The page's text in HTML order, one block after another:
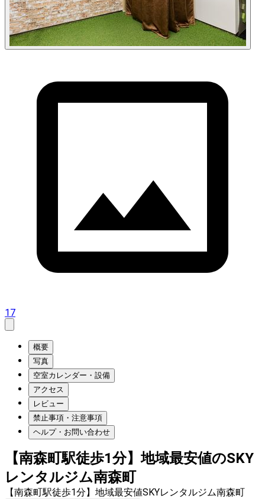
17
概要
写真
空室カレンダー・設備
アクセス
レビュー
禁止事項・注意事項
ヘルプ・お問い合わせ
【南森町駅徒歩1分】地域最安値のSKY
レンタルジム南森町
【南森町駅徒歩1分】地域最安値SKYレンタルジム南森町